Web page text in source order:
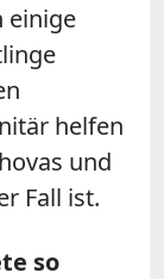
einige
helfen
und
Fall ist.
so